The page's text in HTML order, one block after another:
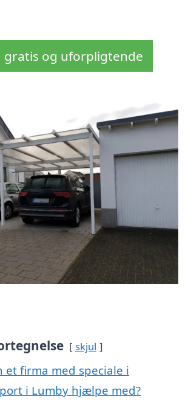
gratis og uforpligtende
skjul
et firma med speciale i
i Lumby hjælpe med?